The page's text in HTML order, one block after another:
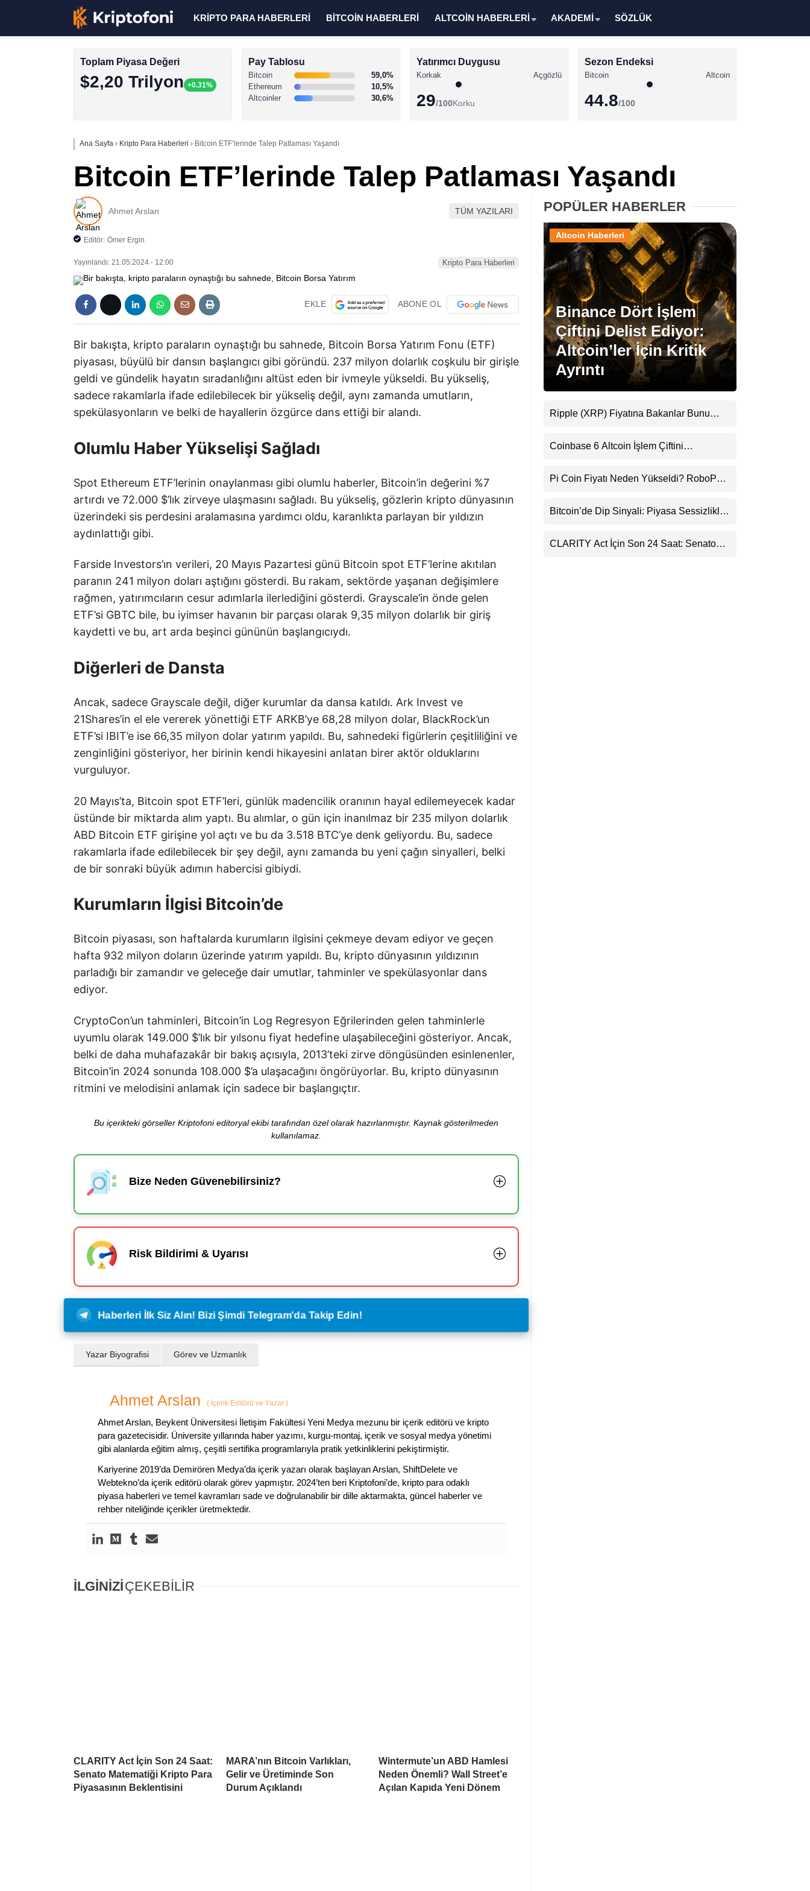
Altcoin Haberleri
Solana Haberleri
XRP Haberleri
Memecoin Haberleri
Stablecoin Haberleri
Facebook
Instagram
TikTok
KRİPTO PARA HABERLERİ BİTCOİN HABERLERİ ALTCOİN HABERLERİ AKADEMİ SÖZLÜK
Toplam Piyasa Değeri
$2,20 Trilyon +0.31%
Pay Tablosu
Bitcoin
59,0%
Ethereum
10,5%
Altcoinler
30,6%
Yatırımcı Duygusu
Korkak Açgözlü
29/100Korku
Sezon Endeksi
Bitcoin Altcoin
44.8/100
Ana Sayfa › Kripto Para Haberleri › Bitcoin ETF’lerinde Talep Patlaması Yaşandı
Bitcoin ETF’lerinde Talep Patlaması Yaşandı
Ahmet Arslan TÜM YAZILARI
Editör: Ömer Ergin
Yayınlandı: 21.05.2024 - 12:00 Kripto Para Haberleri
EKLE ABONE OL
Bir bakışta, kripto paraların oynaştığı bu sahnede, Bitcoin Borsa Yatırım Fonu (ETF)
piyasası, büyülü bir dansın başlangıcı gibi göründü. 237 milyon dolarlık coşkulu bir girişle
geldi ve gündelik hayatın sıradanlığını altüst eden bir ivmeyle yükseldi. Bu yükseliş,
sadece rakamlarla ifade edilebilecek bir yükseliş değil, aynı zamanda umutların,
spekülasyonların ve belki de hayallerin özgürce dans ettiği bir alandı.
Olumlu Haber Yükselişi Sağladı
Spot Ethereum ETF’lerinin onaylanması gibi olumlu haberler, Bitcoin’in değerini %7
artırdı ve 72.000 $’lık zirveye ulaşmasını sağladı. Bu yükseliş, gözlerin kripto dünyasının
üzerindeki sis perdesini aralamasına yardımcı oldu, karanlıkta parlayan bir yıldızın
aydınlattığı gibi.
Farside Investors’ın verileri, 20 Mayıs Pazartesi günü Bitcoin spot ETF’lerine akıtılan
paranın 241 milyon doları aştığını gösterdi. Bu rakam, sektörde yaşanan değişimlere
rağmen, yatırımcıların cesur adımlarla ilerlediğini gösterdi. Grayscale’in önde gelen
ETF’si GBTC bile, bu iyimser havanın bir parçası olarak 9,35 milyon dolarlık bir giriş
kaydetti ve bu, art arda beşinci gününün başlangıcıydı.
Diğerleri de Dansta
Ancak, sadece Grayscale değil, diğer kurumlar da dansa katıldı. Ark Invest ve
21Shares’in el ele vererek yönettiği ETF ARKB’ye 68,28 milyon dolar, BlackRock’un
ETF’si IBIT’e ise 66,35 milyon dolar yatırım yapıldı. Bu, sahnedeki figürlerin çeşitliliğini ve
zenginliğini gösteriyor, her birinin kendi hikayesini anlatan birer aktör olduklarını
vurguluyor.
20 Mayıs’ta, Bitcoin spot ETF’leri, günlük madencilik oranının hayal edilemeyecek kadar
üstünde bir miktarda alım yaptı. Bu alımlar, o gün için inanılmaz bir 235 milyon dolarlık
ABD Bitcoin ETF girişine yol açtı ve bu da 3.518 BTC’ye denk geliyordu. Bu, sadece
rakamlarla ifade edilebilecek bir şey değil, aynı zamanda bu yeni çağın sinyalleri, belki
de bir sonraki büyük adımın habercisi gibiydi.
Kurumların İlgisi Bitcoin’de
Bitcoin piyasası, son haftalarda kurumların ilgisini çekmeye devam ediyor ve geçen
hafta 932 milyon doların üzerinde yatırım yapıldı. Bu, kripto dünyasının yıldızının
parladığı bir zamandır ve geleceğe dair umutlar, tahminler ve spekülasyonlar dans
ediyor.
CryptoCon’un tahminleri, Bitcoin’in Log Regresyon Eğrilerinden gelen tahminlerle
uyumlu olarak 149.000 $’lık bir yılsonu fiyat hedefine ulaşabileceğini gösteriyor. Ancak,
belki de daha muhafazakâr bir bakış açısıyla, 2013’teki zirve döngüsünden esinlenenler,
Bitcoin’in 2024 sonunda 108.000 $’a ulaşacağını öngörüyorlar. Bu, kripto dünyasının
ritmini ve melodisini anlamak için sadece bir başlangıçtır.
Bu içerikteki görseller Kriptofoni editoryal ekibi tarafından özel olarak hazırlanmıştır. Kaynak gösterilmeden
kullanılamaz.
Bize Neden Güvenebilirsiniz?
Risk Bildirimi & Uyarısı
Haberleri İlk Siz Alın! Bizi Şimdi Telegram'da Takip Edin!
Yazar Biyografisi Görev ve Uzmanlık
Ahmet Arslan ( İçerik Editörü ve Yazar )
Ahmet Arslan, Beykent Üniversitesi İletişim Fakültesi Yeni Medya mezunu bir içerik editörü ve kripto
para gazetecisidir. Üniversite yıllarında haber yazımı, kurgu-montaj, içerik ve sosyal medya yönetimi
gibi alanlarda eğitim almış, çeşitli sertifika programlarıyla pratik yetkinliklerini pekiştirmiştir.
Kariyerine 2019’da Demirören Medya’da içerik yazarı olarak başlayan Arslan, ShiftDelete ve
Webtekno’da içerik editörü olarak görev yapmıştır. 2024’ten beri Kriptofoni’de, kripto para odaklı
piyasa haberleri ve temel kavramları sade ve doğrulanabilir bir dille aktarmakta, güncel haberler ve
rehber niteliğinde içerikler üretmektedir.
İLGİNİZİÇEKEBİLİR
CLARITY Act İçin Son 24 Saat:
Senato Matematiği Kripto Para
Piyasasının Beklentisini
MARA’nın Bitcoin Varlıkları,
Gelir ve Üretiminde Son
Durum Açıklandı
Wintermute’un ABD Hamlesi
Neden Önemli? Wall Street’e
Açılan Kapıda Yeni Dönem
POPÜLER HABERLER
Binance Dört İşlem
Çiftini Delist Ediyor:
Altcoin’ler İçin Kritik
Ayrıntı
Altcoin Haberleri
Ripple (XRP) Fiyatına Bakanlar Bunu
Uyarı
Coinbase 6 Altcoin İşlem Çiftini
Pi Coin Fiyatı Neden Yükseldi? RoboPay
Destekledi
Bitcoin’de Dip Sinyali: Piyasa Sessizlikle
CLARITY Act İçin Son 24 Saat: Senato